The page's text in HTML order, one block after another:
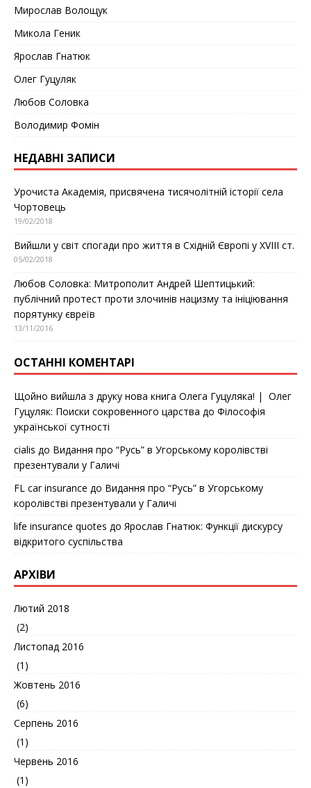
Мирослав Волощук
Микола Геник
Ярослав Гнатюк
Олег Гуцуляк
Любов Соловка
Володимир Фомін
НЕДАВНІ ЗАПИСИ
Урочиста Академія, присвячена тисячолітній історії села
Чортовець
19/02/2018
Вийшли у світ спогади про життя в Східній Європі у ХVІІІ ст.
05/02/2018
Любов Соловка: Митрополит Андрей Шептицький:
публічний протест проти злочинів нацизму та ініціювання
порятунку євреїв
13/11/2016
ОСТАННІ КОМЕНТАРІ
Щойно вийшла з друку нова книга Олега Гуцуляка! | Олег
Гуцуляк: Поиски сокровенного царства до Філософія
української сутності
cialis до Видання про “Русь” в Угорському королівстві
презентували у Галичі
FL car insurance до Видання про “Русь” в Угорському
королівстві презентували у Галичі
life insurance quotes до Ярослав Гнатюк: Функції дискурсу
відкритого суспільства
АРХІВИ
Лютий 2018
(2)
Листопад 2016
(1)
Жовтень 2016
(6)
Серпень 2016
(1)
Червень 2016
(1)